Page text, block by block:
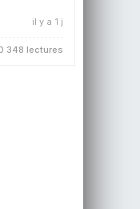
il y a 1 j
348 lectures